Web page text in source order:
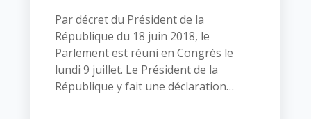
Par décret du Président de la
République du 18 juin 2018, le
Parlement est réuni en Congrès le
lundi 9 juillet. Le Président de la
République y fait une déclaration…